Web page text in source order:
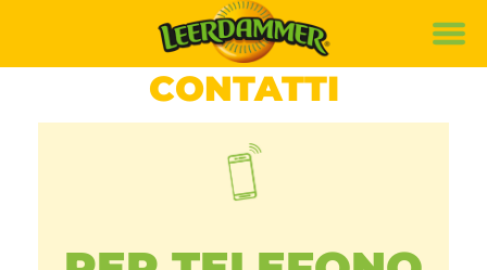
Marca
Ricette
Sostenibilità
CONTATTI